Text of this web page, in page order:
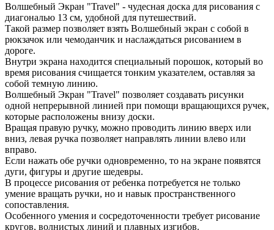
Волшебный Экран "Travel" - чудесная доска для рисования с
диагональю 13 см, удобной для путешествий.
Такой размер позволяет взять Волшебный экран с собой в
рюкзачок или чемоданчик и наслаждаться рисованием в
дороге.
Внутри экрана находится специальный порошок, который во
время рисования счищается тонким указателем, оставляя за
собой темную линию.
Волшебный Экран "Travel" позволяет создавать рисунки
одной непрерывной линией при помощи вращающихся ручек,
которые расположены внизу доски.
Вращая правую ручку, можно проводить линию вверх или
вниз, левая ручка позволяет направлять линии влево или
вправо.
Если нажать обе ручки одновременно, то на экране появятся
дуги, фигуры и другие шедевры.
В процессе рисования от ребенка потребуется не только
умение вращать ручки, но и навык пространственного
сопоставления.
Особенного умения и сосредоточенности требует рисование
кругов, волнистых линий и плавных изгибов.